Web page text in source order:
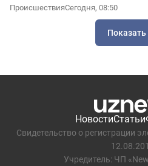
ПроисшествияСегодня, 08:50
НовостиСтатьи
Свидетельство о регистрации
Учредитель: ЧП